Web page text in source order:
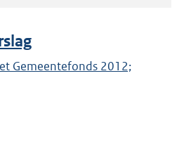
Gemeentefonds 2012;